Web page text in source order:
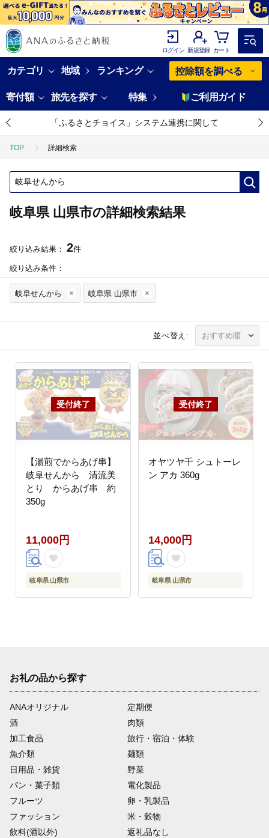
ログイン 新規登録 カート
カテゴリ 地域 ランキング 控除額を調べる
寄付額 旅先を探す 特集 ご利用ガイド
「ふるさとチョイス」システム連携に関して
TOP 詳細検索
岐阜県 山県市の詳細検索結果
絞り込み結果： 2件
絞り込み条件：
岐阜せんから 岐阜県 山県市
並べ替え:
【湯煎でからあげ串】
岐阜せんから 清流美
とり からあげ串 約
350g
11,000円
岐阜県 山県市
オヤツヤ千 シュトーレ
ン アカ 360g
14,000円
岐阜県 山県市
お礼の品から探す
ANAオリジナル
定期便
酒
肉類
加工食品
旅行・宿泊・体験
魚介類
麺類
日用品・雑貨
野菜
パン・菓子類
電化製品
フルーツ
卵・乳製品
ファッション
米・穀物
飲料(酒以外)
返礼品なし